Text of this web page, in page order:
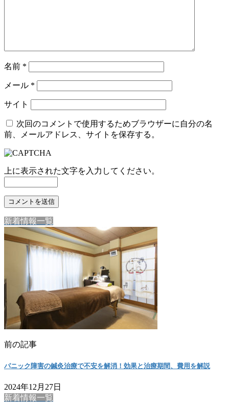
名前 *
メール *
サイト
次回のコメントで使用するためブラウザーに自分の名
前、メールアドレス、サイトを保存する。
上に表示された文字を入力してください。
新着情報一覧
前の記事
パニック障害の鍼灸治療で不安を解消！効果と治療期間、費用を解説
2024年12月27日
新着情報一覧